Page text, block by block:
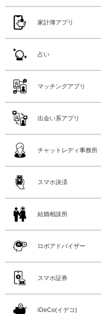
家計簿アプリ
占い
マッチングアプリ
出会い系アプリ
チャットレディ事務所
スマホ決済
結婚相談所
ロボアドバイザー
スマホ証券
iDeCo(イデコ)